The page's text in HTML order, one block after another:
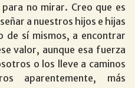
no mirar. Creo que es
a nuestros hijos e hijas
de sí mismos, a encontrar
valor, aunque esa fuerza
o los lleve a caminos
aparentemente, más